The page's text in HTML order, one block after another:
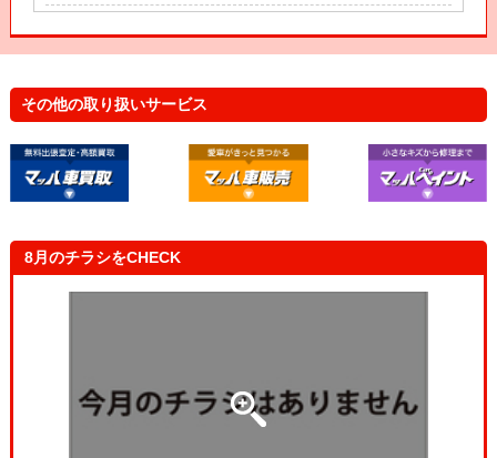
動したよ！
自分の車と一緒に健康診断を受けたみたいで楽しかったで
す！これで安心して車に乗れます！
その他の取り扱いサービス
8月のチラシをCHECK